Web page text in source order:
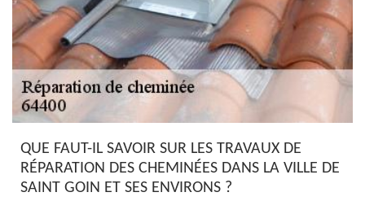
QUE FAUT-IL SAVOIR SUR LES TRAVAUX DE
RÉPARATION DES CHEMINÉES DANS LA VILLE DE
SAINT GOIN ET SES ENVIRONS ?